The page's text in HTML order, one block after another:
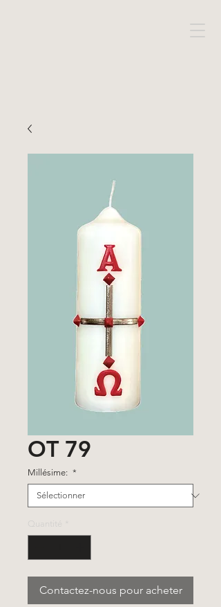
OT 79
Millésime: *
Quantité
Contactez-nous pour acheter